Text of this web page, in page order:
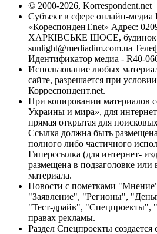
© 2000-2026, Korrespondent.net
Субъект в сфере онлайн-
«КореспонденТ.net» Адрес:
ХАРКІВСЬКЕ ШОСЕ, будинок
sunlight@mediadim.com.ua
Идентификатор медиа - R40-
Использование любых
сайте, разрешается при
Корреспондент.net.
При копировании материалов
Украины и мира», для
прямая открытая для
Ссылка должна быть
полного либо частичного
Гиперссылка (для интернет-
размещена в подзаголовке или
материала.
Новости с пометками
"Заявление", "Регионы",
"Тест-драйв", "Спецпроекты",
правах рекламы.
Раздел Спецпроекты создается